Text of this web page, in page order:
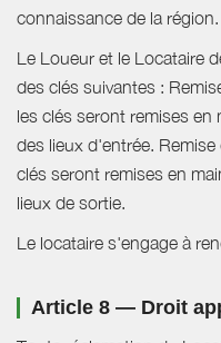
connaissance de la région.
Le Loueur et le Locataire
des clés suivantes :
les clés seront remises
des lieux d'entrée.
clés seront remises en
lieux de sortie.
Le locataire s'engage à
Article 8 — Droit